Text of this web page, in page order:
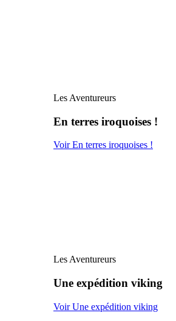
Les Aventureurs
En terres iroquoises !
Voir En terres iroquoises !
Les Aventureurs
Une expédition viking
Voir Une expédition viking